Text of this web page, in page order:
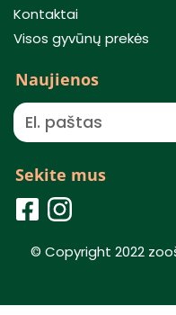
Kontaktai
Visos gyvūnų prekės
Naujienos
Sekite mus
© Copyright 2022